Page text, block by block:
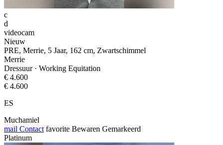
c
d
videocam
Nieuw
PRE, Merrie, 5 Jaar, 162 cm, Zwartschimmel
Merrie
Dressuur · Working Equitation
€ 4.600
€ 4.600
ES
Muchamiel
mail Contact favorite Bewaren Gemarkeerd
Platinum